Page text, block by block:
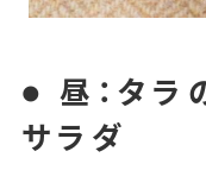
● 昼：タラ
サラダ